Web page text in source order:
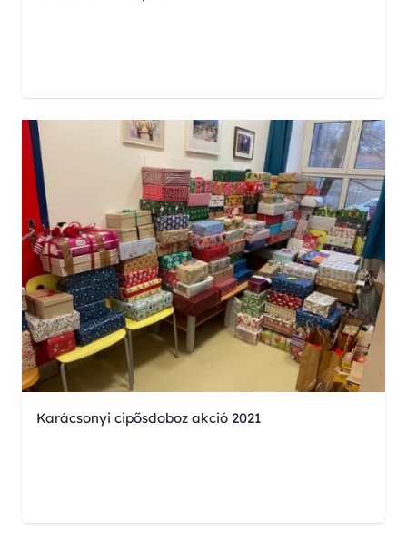
Karácsonyi cipősdoboz akció 2021